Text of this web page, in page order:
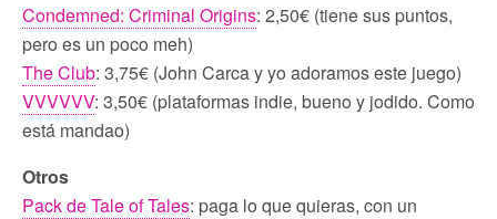
Condemned: Criminal Origins: 2,50€ (tiene sus puntos,
pero es un poco meh)
The Club: 3,75€ (John Carca y yo adoramos este juego)
VVVVVV: 3,50€ (plataformas indie, bueno y jodido. Como
está mandao)
Otros
Pack de Tale of Tales: paga lo que quieras, con un